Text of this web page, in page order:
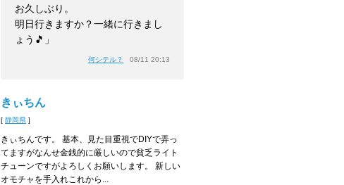
お久しぶり。
明日行きますか？一緒に行きまし
ょう🎵」
何シテル？ 08/11 20:13
きぃちん
[ 静岡県 ]
きぃちんです。 基本、見た目重視でDIYで弄っ
てますがなんせ金銭的に厳しいので貧乏ライト
チューンですがよろしくお願いします。 新しい
オモチャを手入れこれから...